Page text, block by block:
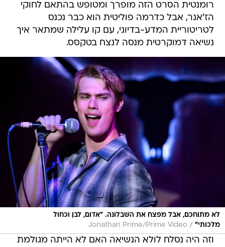
רומנטית הסרט הזה מופרך ומטופש בהתאם לחוקי
הז'אנר, אבל כדרמה פוליטית הוא כבר נכנס
לטריטוריית המדע-בדיוני, עם קו עלילה שמתאר איך
נשיאה דמוקרטית מנסה לנצח בטקסס.
לא מתוחכם, אבל מפצח את השבלונה. "אדום, לבן וכחול
מלכותי" /
Jonathan Prime/Prime Video
וזה היה נסלח לולא הנשיאה האם לא הייתה מגולמת